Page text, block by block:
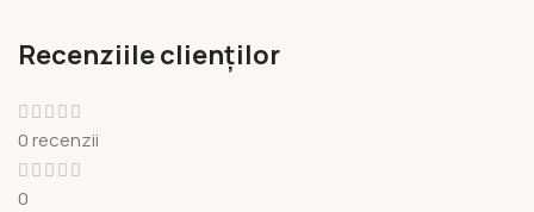
Recenziile clienților
0 recenzii
0